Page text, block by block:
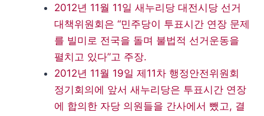
2012년 11월 11일 새누리당 대전시당 선거
대책위원회은 “민주당이 투표시간 연장 문제
를 빌미로 전국을 돌며 불법적 선거운동을
펼치고 있다”고 주장.
2012년 11월 19일 제11차 행정안전위원회
정기회의에 앞서 새누리당은 투표시간 연장
에 합의한 자당 의원들을 간사에서 뺐고, 결